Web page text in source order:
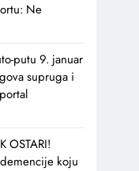
Ne
putu 9. januar
supruga i
OSTARI!
koju